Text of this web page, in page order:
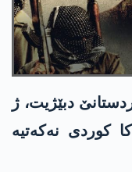
دبێژیت، ژ
کوردی نەکەتیە